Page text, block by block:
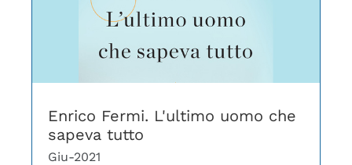
Enrico Fermi. L'ultimo uomo che
sapeva tutto
Giu-2021